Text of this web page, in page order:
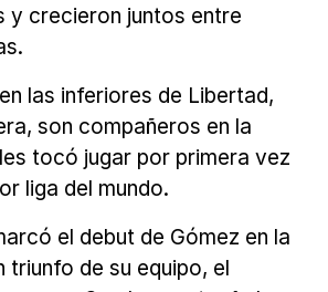
y crecieron juntos entre
las inferiores de Libertad,
son compañeros en la
tocó jugar por primera vez
liga del mundo.
el debut de Gómez en la
triunfo de su equipo, el